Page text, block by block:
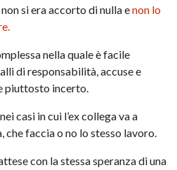
si era accorto di nulla enon lo
nella quale è facile
di responsabilità, accuse e
piuttosto incerto.
casi in cui l’ex collega va a
faccia o no lo stesso lavoro.
con la stessa speranza di una